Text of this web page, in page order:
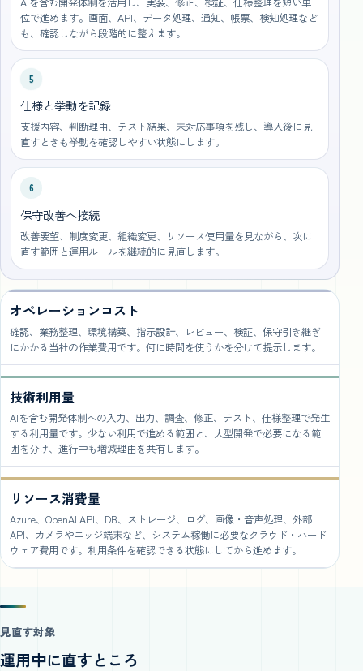
位で進めます。画面、API、データ処理、通知、帳票、検知処理など
も、確認しながら段階的に整えます。
5
仕様と挙動を記録
支援内容、判断理由、テスト結果、未対応事項を残し、導入後に見
直すときも挙動を確認しやすい状態にします。
6
保守改善へ接続
改善要望、制度変更、組織変更、リソース使用量を見ながら、次に
直す範囲と運用ルールを継続的に見直します。
オペレーションコスト
確認、業務整理、環境構築、指示設計、レビュー、検証、保守引き継ぎ
にかかる当社の作業費用です。何に時間を使うかを分けて提示します。
技術利用量
AIを含む開発体制への入力、出力、調査、修正、テスト、仕様整理で発生
する利用量です。少ない利用で進める範囲と、大型開発で必要になる範
囲を分け、進行中も増減理由を共有します。
リソース消費量
Azure、OpenAI API、DB、ストレージ、ログ、画像・音声処理、外部
API、カメラやエッジ端末など、システム稼働に必要なクラウド・ハード
ウェア費用です。利用条件を確認できる状態にしてから進めます。
見直す対象
運用中に直すところ